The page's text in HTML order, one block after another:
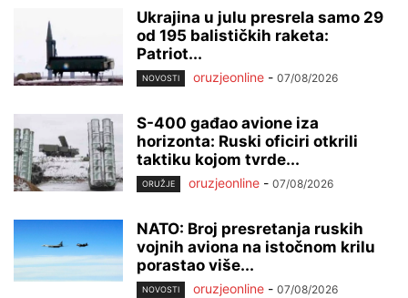
Ukrajina u julu presrela samo 29
od 195 balističkih raketa:
Patriot...
NOVOSTI oruzjeonline - 07/08/2026
S-400 gađao avione iza
horizonta: Ruski oficiri otkrili
taktiku kojom tvrde...
ORUŽJE oruzjeonline - 07/08/2026
NATO: Broj presretanja ruskih
vojnih aviona na istočnom krilu
porastao više...
NOVOSTI oruzjeonline - 07/08/2026